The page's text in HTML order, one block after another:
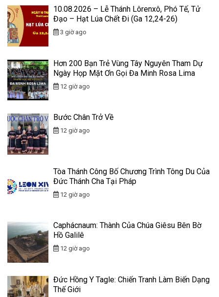
10.08.2026 – Lễ Thánh Lôrenxô, Phó Tế, Tử
Đạo – Hạt Lúa Chết Đi (Ga 12,24-26)
3 giờ ago
Hơn 200 Bạn Trẻ Vùng Tây Nguyên Tham Dự
Ngày Họp Mặt Ơn Gọi Đa Minh Rosa Lima
12 giờ ago
Bước Chân Trở Về
12 giờ ago
Tòa Thánh Công Bố Chương Trình Tông Du Của
Đức Thánh Cha Tại Pháp
12 giờ ago
Caphácnaum: Thành Của Chúa Giêsu Bên Bờ
Hồ Galilê
12 giờ ago
Đức Hồng Y Tagle: Chiến Tranh Làm Biến Dạng
Thế Giới